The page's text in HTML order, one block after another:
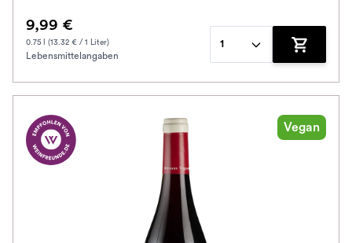
9,99 €
0.75 l (13.32 € / 1 Liter)
Lebensmittelangaben
1
Zum
Vegan